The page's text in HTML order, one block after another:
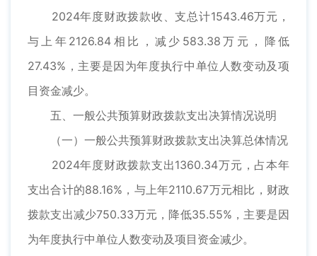
2024年度财政拨款收、支总计1543.46万元，
与上年2126.84相比，减少583.38万元，降低
27.43%，主要是因为年度执行中单位人数变动及项
目资金减少。
五、一般公共预算财政拨款支出决算情况说明
（一）一般公共预算财政拨款支出决算总体情况
2024年度财政拨款支出1360.34万元，占本年
支出合计的88.16%，与上年2110.67万元相比，财政
拨款支出减少750.33万元，降低35.55%，主要是因
为年度执行中单位人数变动及项目资金减少。